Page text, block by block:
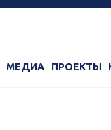
МЕДИА ПРОЕКТЫ